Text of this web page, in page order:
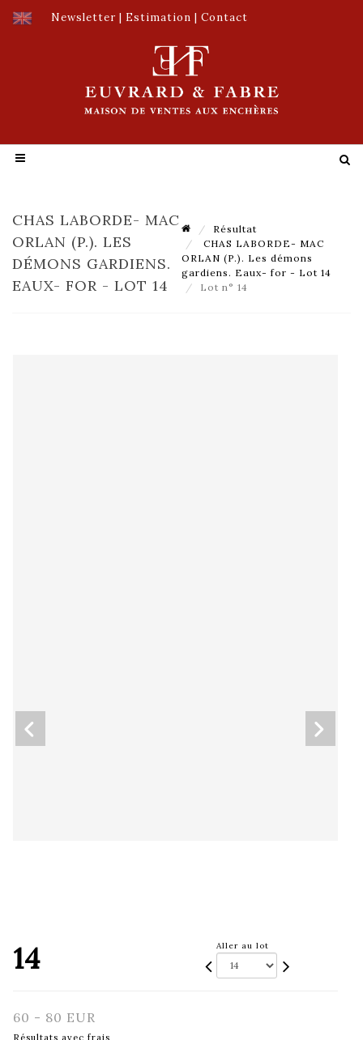
Newsletter | Estimation | Contact
CHAS LABORDE- MAC
ORLAN (P.). LES
DÉMONS GARDIENS.
EAUX- FOR - LOT 14
Résultat
CHAS LABORDE- MAC
ORLAN (P.). Les démons
gardiens. Eaux- for - Lot 14
Lot n° 14
14 Aller au lot
60 - 80 EUR
Résultats avec frais